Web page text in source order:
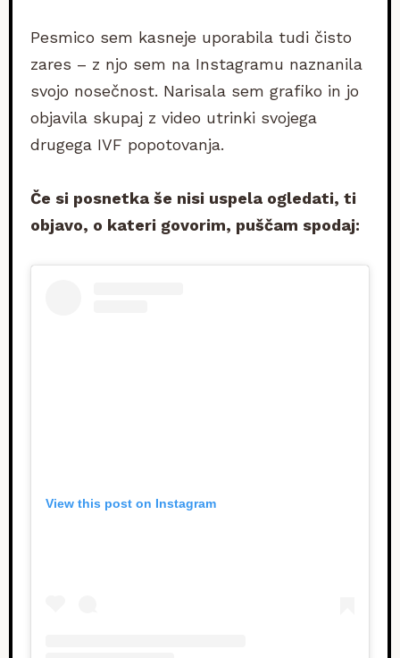
Pesmico sem kasneje uporabila tudi čisto
zares – z njo sem na Instagramu naznanila
svojo nosečnost. Narisala sem grafiko in jo
objavila skupaj z video utrinki svojega
drugega IVF popotovanja.
Če si posnetka še nisi uspela ogledati, ti
objavo, o kateri govorim, puščam spodaj:
View this post on Instagram